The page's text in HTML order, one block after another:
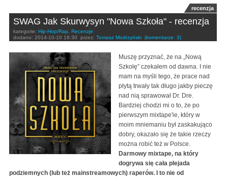
recenzja
SWAG Jak Skurwysyn "Nowa Szkoła" - recenzja
kategorie: Hip-Hop/Rap
Recenzje
dodano: 2014-10-10 18:30 przez: Tomasz Modrzyński (komentarze: 3)
Muszę przyznać, że na „Nową
Szkołę” czekałem od dawna. I nie
mam na myśli tego, że prace nad
płytą trwały tak długo jakby pieczę
nad nią sprawował Dr. Dre.
Bardziej chodzi mi o to, że po
pierwszym mixtape'ie, który w
moim mniemaniu był zaskakująco
dobry, okazało się że takie rzeczy
można robić też w Polsce.
Darmowy mixtape, na który
dogrywa się cała plejada
podziemnych (lub też mainstreamowych) raperów. I to nie od